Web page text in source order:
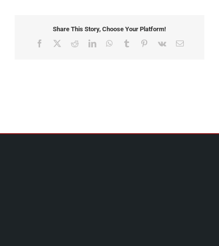
Share This Story, Choose Your Platform!
Facebook RedditLinkedInWhatsApp
Tumblr Pinterest
Vk Email